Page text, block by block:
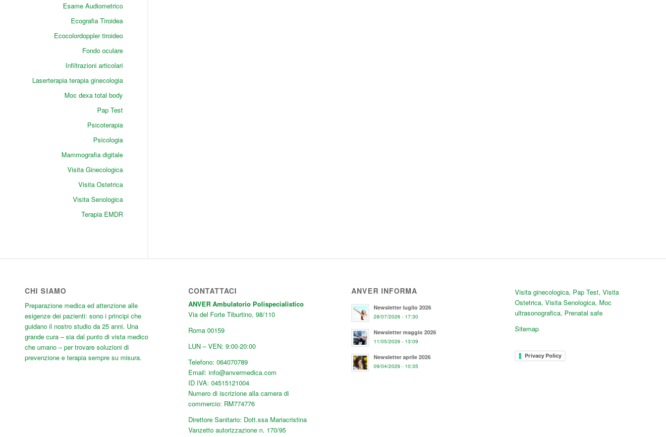
Esame Audiometrico
Ecografia Tiroidea
Ecocolordoppler tiroideo
Fondo oculare
Infiltrazioni articolari
Laserterapia terapia ginecologia
Moc dexa total body
Pap Test
Psicoterapia
Psicologia
Mammografia digitale
Visita Ginecologica
Visita Ostetrica
Visita Senologica
Terapia EMDR
CHI SIAMO
Preparazione medica ed attenzione alle
esigenze dei pazienti: sono i principi che
guidano il nostro studio da 25 anni. Una
grande cura – sia dal punto di vista medico
che umano – per trovare soluzioni di
prevenzione e terapia sempre su misura.
CONTATTACI
ANVER Ambulatorio Polispecialistico
Via del Forte Tiburtino, 98/110
Roma 00159
LUN – VEN: 9:00-20:00
Telefono: 064070789
Email: info@anvermedica.com
ID IVA: 04515121004
Numero di iscrizione alla camera di
commercio: RM774776
Direttore Sanitario: Dott.ssa Mariacristina
Vanzetto autorizzazione n. 170/95
ANVER INFORMA
Newsletter luglio 2026
28/07/2026 - 17:30
Newsletter maggio 2026
11/05/2026 - 13:09
Newsletter aprile 2026
09/04/2026 - 10:35
Visita ginecologica, Pap Test, Visita
Ostetrica, Visita Senologica, Moc
ultrasonografica, Prenatal safe
Sitemap
Privacy Policy